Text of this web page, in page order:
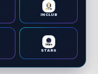
INCLUB
STARS